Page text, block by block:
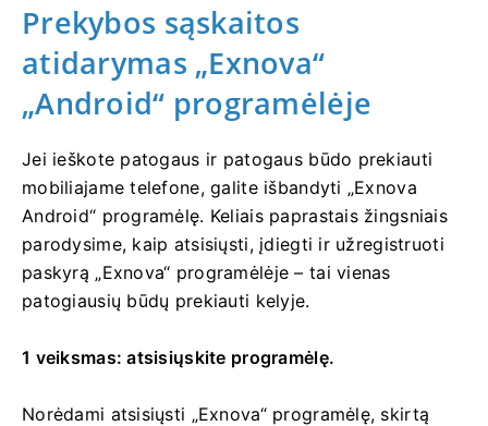
Prekybos sąskaitos
atidarymas „Exnova“
„Android“ programėlėje
Jei ieškote patogaus ir patogaus būdo prekiauti
mobiliajame telefone, galite išbandyti „Exnova
Android“ programėlę. Keliais paprastais žingsniais
parodysime, kaip atsisiųsti, įdiegti ir užregistruoti
paskyrą „Exnova“ programėlėje – tai vienas
patogiausių būdų prekiauti kelyje.
1 veiksmas: atsisiųskite programėlę.
Norėdami atsisiųsti „Exnova“ programėlę, skirtą